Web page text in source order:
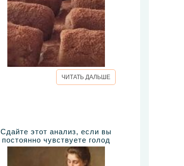
ЧИТАТЬ ДАЛЬШЕ
Сдайте этот анализ, если вы
постоянно чувствуете голод